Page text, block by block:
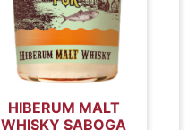
HIBERUM MALT
WHISKY SABOGA